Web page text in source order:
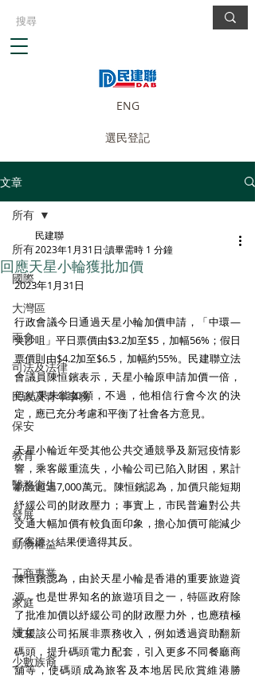
ENG
選民登記
文章
所有
國際
大灣區
兩會
司法及法律
民政及青年事務
保安
教育
醫務衛生
發展
動物權益
工商專業
家庭
婦女
少數族裔
所有
回應天星小輪獲批加價
民建聯
2023年1月31日 讀畢需時 1 分鐘
2023年1月31日
行政會議今日通過天星小輪加價申請，「中環—
尖沙咀」平日票價由$3.2加至$5，加幅56%；假日
票價則由$4.2加至$6.5，加幅約55%。民建聯立法
會議員陳恒鑌表示，天星小輪原申請加價一倍，
但結果未能如願，不過，他相信行會今次的決
定，應已充分考慮和平衡了社會各方意見。
天星小輪近年受其他公共交通競爭及新冠疫情影
響，乘客嚴重流失，小輪公司已陷入財困，累計
虧蝕超過7,000萬元。陳恒鑌認為，加價只能短期
紓緩公司的財政壓力；事實上，市民普遍對公共
交通大幅加價有較負面印象，擔心加價可能減少
了客源，結果便適得其反。
陳恒鑌認為，由於天星小輪是香港的重要旅遊資
源，也是世界知名的旅遊項目之一，特區政府除
了批准加價以紓緩公司的財政壓力外，也應積極
支援該公司拓展非票務收入，例如透過資助翻新
碼頭，提升碼頭電力配套，引入更多不同餐廳商
舖等，使碼頭成為旅客及本地居民欣賞維港勝